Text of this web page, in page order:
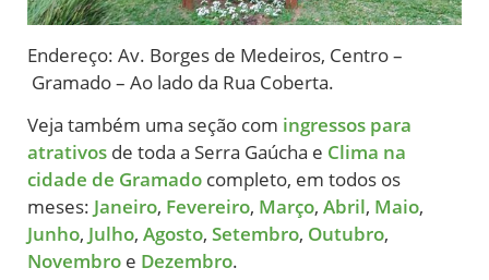
Endereço: Av. Borges de Medeiros, Centro –
Gramado – Ao lado da Rua Coberta.
Veja também uma seção com ingressos para
atrativos de toda a Serra Gaúcha e Clima na
cidade de Gramado completo, em todos os
meses: Janeiro, Fevereiro, Março, Abril, Maio,
Junho, Julho, Agosto, Setembro, Outubro,
Novembro e Dezembro.